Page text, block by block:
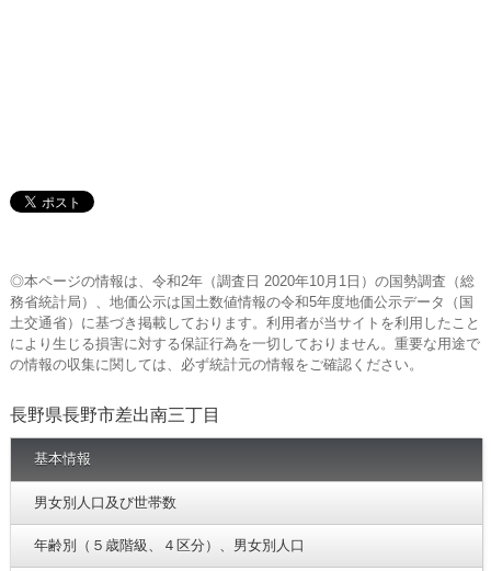
◎本ページの情報は、令和2年（調査日 2020年10月1日）の国勢調査（総
務省統計局）、地価公示は国土数値情報の令和5年度地価公示データ（国
土交通省）に基づき掲載しております。利用者が当サイトを利用したこと
により生じる損害に対する保証行為を一切しておりません。重要な用途で
の情報の収集に関しては、必ず統計元の情報をご確認ください。
長野県長野市差出南三丁目
基本情報
男女別人口及び世帯数
年齢別（５歳階級、４区分）、男女別人口